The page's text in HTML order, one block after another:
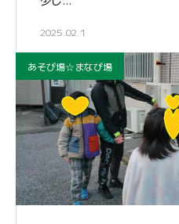
2025.02.1
あそび場☆まなび場